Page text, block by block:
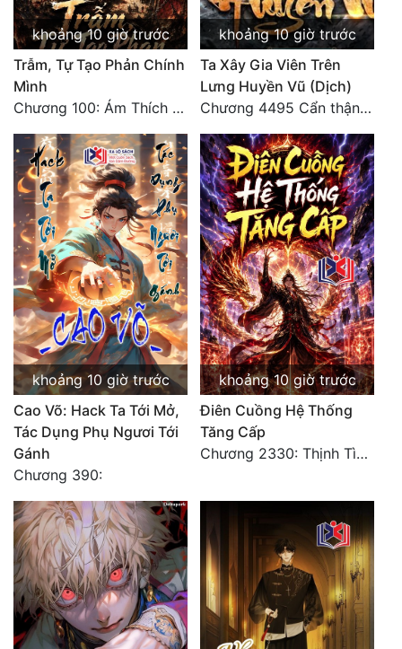
khoảng 10 giờ trước
Trẫm, Tự Tạo Phản Chính
Mình
Chương 100: Ám Thích Trên Vân Sơn
khoảng 10 giờ trước
Ta Xây Gia Viên Trên
Lưng Huyền Vũ (Dịch)
Chương 4495 Cẩn thận một chút vẫn là tốt.
khoảng 10 giờ trước
Cao Võ: Hack Ta Tới Mở,
Tác Dụng Phụ Ngươi Tới
Gánh
Chương 390:
khoảng 10 giờ trước
Điên Cuồng Hệ Thống
Tăng Cấp
Chương 2330: Thịnh Tình Mời Chào